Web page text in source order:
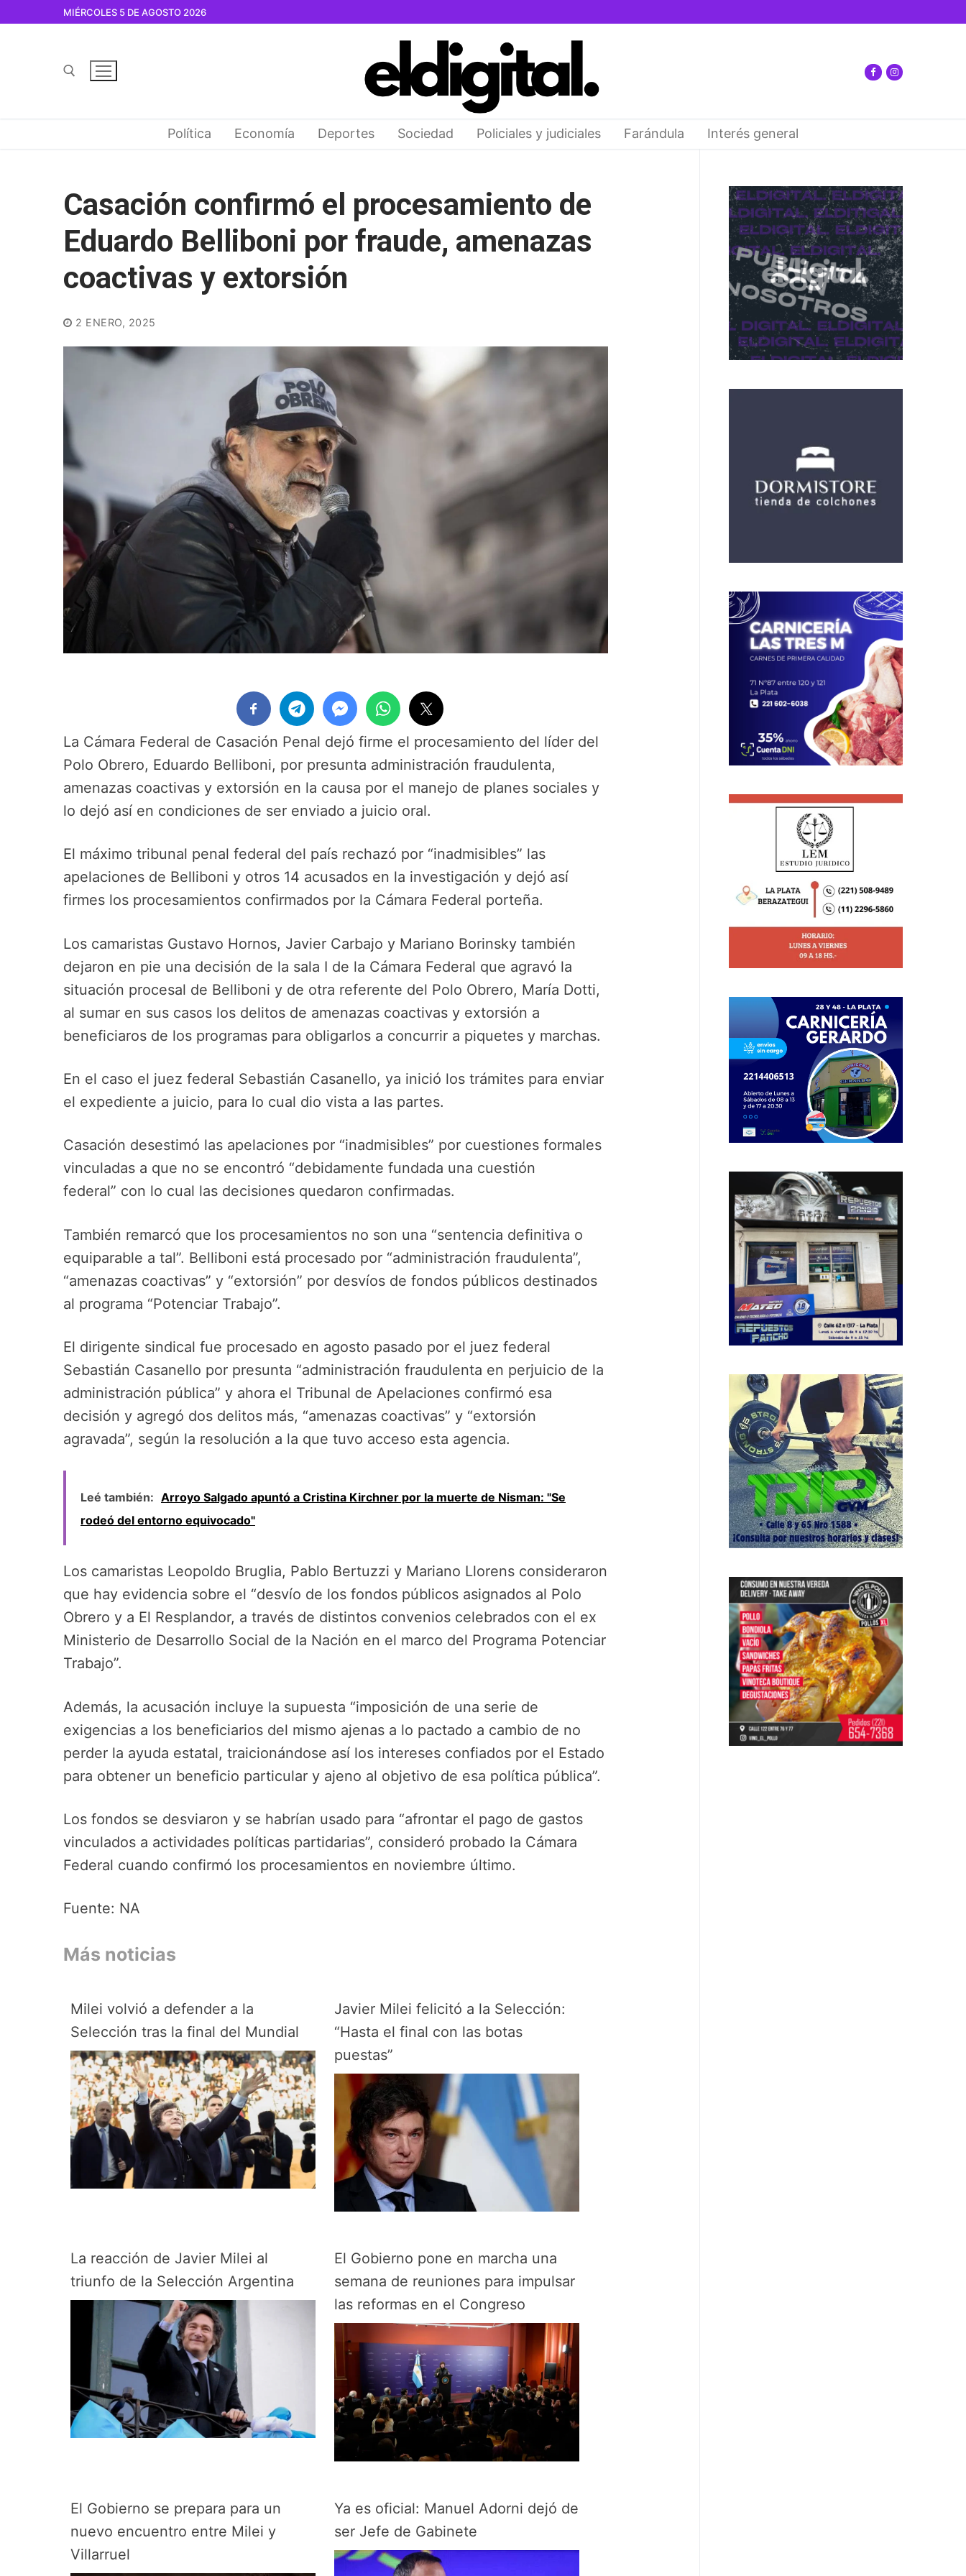
MIÉRCOLES 5 DE AGOSTO 2026
Política Economía Deportes Sociedad Policiales y judiciales Farándula Interés general
Casación confirmó el procesamiento de
Eduardo Belliboni por fraude, amenazas
coactivas y extorsión
2 ENERO, 2025
La Cámara Federal de Casación Penal dejó firme el procesamiento del líder del
Polo Obrero, Eduardo Belliboni, por presunta administración fraudulenta,
amenazas coactivas y extorsión en la causa por el manejo de planes sociales y
lo dejó así en condiciones de ser enviado a juicio oral.
El máximo tribunal penal federal del país rechazó por “inadmisibles” las
apelaciones de Belliboni y otros 14 acusados en la investigación y dejó así
firmes los procesamientos confirmados por la Cámara Federal porteña.
Los camaristas Gustavo Hornos, Javier Carbajo y Mariano Borinsky también
dejaron en pie una decisión de la sala I de la Cámara Federal que agravó la
situación procesal de Belliboni y de otra referente del Polo Obrero, María Dotti,
al sumar en sus casos los delitos de amenazas coactivas y extorsión a
beneficiaros de los programas para obligarlos a concurrir a piquetes y marchas.
En el caso el juez federal Sebastián Casanello, ya inició los trámites para enviar
el expediente a juicio, para lo cual dio vista a las partes.
Casación desestimó las apelaciones por “inadmisibles” por cuestiones formales
vinculadas a que no se encontró “debidamente fundada una cuestión
federal” con lo cual las decisiones quedaron confirmadas.
También remarcó que los procesamientos no son una “sentencia definitiva o
equiparable a tal”. Belliboni está procesado por “administración fraudulenta”,
“amenazas coactivas” y “extorsión” por desvíos de fondos públicos destinados
al programa “Potenciar Trabajo”.
El dirigente sindical fue procesado en agosto pasado por el juez federal
Sebastián Casanello por presunta “administración fraudulenta en perjuicio de la
administración pública” y ahora el Tribunal de Apelaciones confirmó esa
decisión y agregó dos delitos más, “amenazas coactivas” y “extorsión
agravada”, según la resolución a la que tuvo acceso esta agencia.
Leé también: Arroyo Salgado apuntó a Cristina Kirchner por la muerte de Nisman: "Se
rodeó del entorno equivocado"
Los camaristas Leopoldo Bruglia, Pablo Bertuzzi y Mariano Llorens consideraron
que hay evidencia sobre el “desvío de los fondos públicos asignados al Polo
Obrero y a El Resplandor, a través de distintos convenios celebrados con el ex
Ministerio de Desarrollo Social de la Nación en el marco del Programa Potenciar
Trabajo”.
Además, la acusación incluye la supuesta “imposición de una serie de
exigencias a los beneficiarios del mismo ajenas a lo pactado a cambio de no
perder la ayuda estatal, traicionándose así los intereses confiados por el Estado
para obtener un beneficio particular y ajeno al objetivo de esa política pública”.
Los fondos se desviaron y se habrían usado para “afrontar el pago de gastos
vinculados a actividades políticas partidarias”, consideró probado la Cámara
Federal cuando confirmó los procesamientos en noviembre último.
Fuente: NA
Más noticias
Milei volvió a defender a la
Selección tras la final del Mundial
Javier Milei felicitó a la Selección:
“Hasta el final con las botas
puestas”
La reacción de Javier Milei al
triunfo de la Selección Argentina
El Gobierno pone en marcha una
semana de reuniones para impulsar
las reformas en el Congreso
El Gobierno se prepara para un
nuevo encuentro entre Milei y
Villarruel
Ya es oficial: Manuel Adorni dejó de
ser Jefe de Gabinete